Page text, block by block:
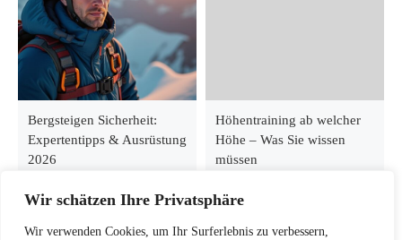
Wir schätzen Ihre Privatsphäre
Wir verwenden Cookies, um Ihr Surferlebnis zu verbessern,
Bergsteigen Sicherheit:
Expertentipps & Ausrüstung
2026
Höhentraining ab welcher
Höhe – Was Sie wissen
müssen